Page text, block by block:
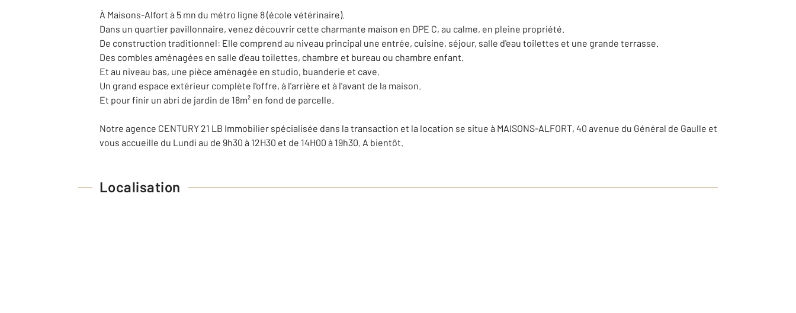
À Maisons-Alfort à 5 mn du métro ligne 8 (école vétérinaire).
Dans un quartier pavillonnaire, venez découvrir cette charmante maison en DPE C, au calme, en pleine propriété.
De construction traditionnel: Elle comprend au niveau principal une entrée, cuisine, séjour, salle d'eau toilettes et une grande terrasse.
Des combles aménagées en salle d'eau toilettes, chambre et bureau ou chambre enfant.
Et au niveau bas, une pièce aménagée en studio, buanderie et cave.
Un grand espace extérieur complète l'offre, à l'arrière et à l'avant de la maison.
Et pour finir un abri de jardin de 18m² en fond de parcelle.
Notre agence CENTURY 21 LB Immobilier spécialisée dans la transaction et la location se situe à MAISONS-ALFORT, 40 avenue du Général de Gaulle et
vous accueille du Lundi au de 9h30 à 12H30 et de 14H00 à 19h30. A bientôt.
Localisation